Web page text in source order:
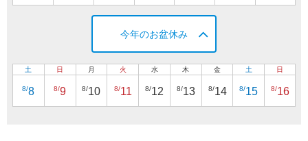
今年のお盆休み
土
8/8
日
8/9
月
8/10
火
8/11
水
8/12
木
8/13
金
8/14
土
8/15
日
8/16